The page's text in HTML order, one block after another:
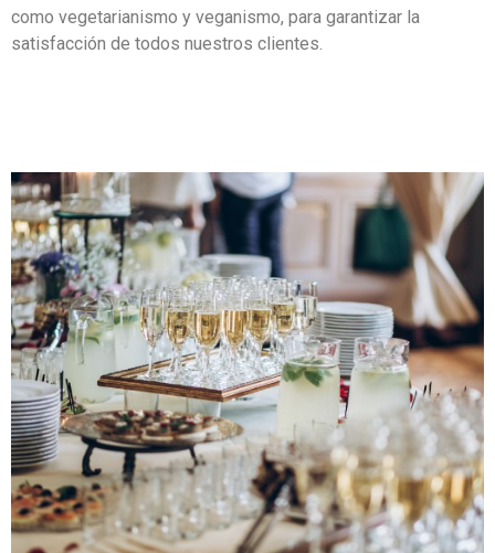
como vegetarianismo y veganismo, para garantizar la
satisfacción de todos nuestros clientes.